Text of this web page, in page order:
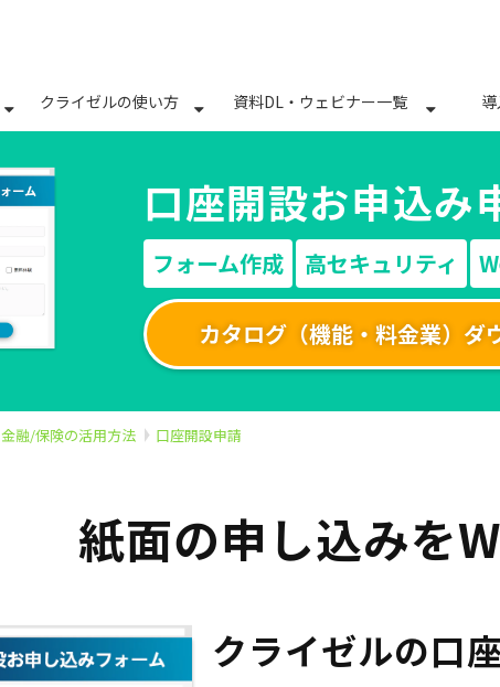
クライゼルの使い方 資料DL・ウェビナー一覧
口座開設お申込み
フォーム作成 高セキュリティ
カタログ（機能・料金業）ダ
金融/保険の活用方法 口座開設申請
紙面の申し込みを
クライゼルの口